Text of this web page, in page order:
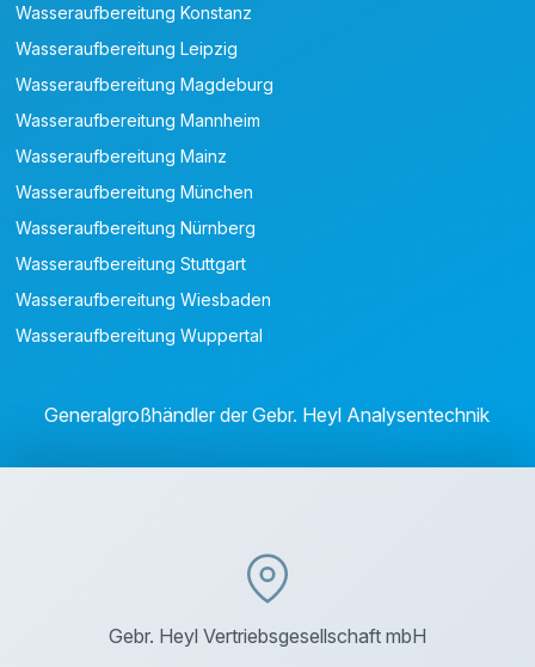
Wasseraufbereitung Konstanz
Wasseraufbereitung Leipzig
Wasseraufbereitung Magdeburg
Wasseraufbereitung Mannheim
Wasseraufbereitung Mainz
Wasseraufbereitung München
Wasseraufbereitung Nürnberg
Wasseraufbereitung Stuttgart
Wasseraufbereitung Wiesbaden
Wasseraufbereitung Wuppertal
Generalgroßhändler der Gebr. Heyl Analysentechnik
Gebr. Heyl Vertriebsgesellschaft mbH